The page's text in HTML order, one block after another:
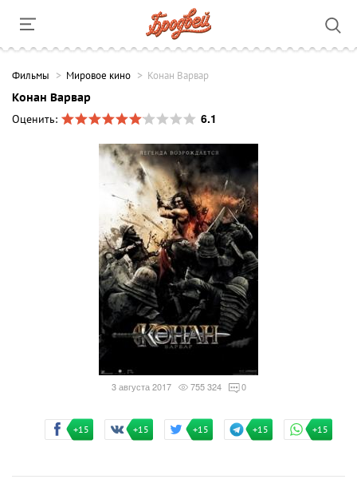
Фильмы Мировое кино Конан Варвар
Конан Варвар
Оценить:
6.1
3 августа 2017 755 324 0
+15 +15 +15 +15 +15